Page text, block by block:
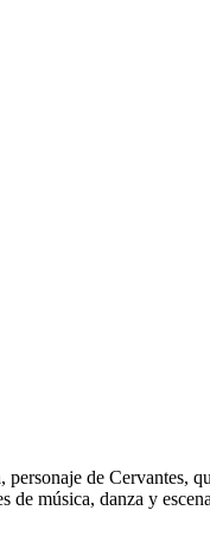
de Cervantes,
música, danza y